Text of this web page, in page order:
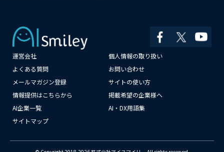
運営会社
個人情報の取り扱い
よくある質問
お問い合わせ
メールマガジン登録
サイトの使い方
情報提供はこちらから
掲載希望の企業様へ
AI企業一覧
AI・DX用語集
サイトマップ